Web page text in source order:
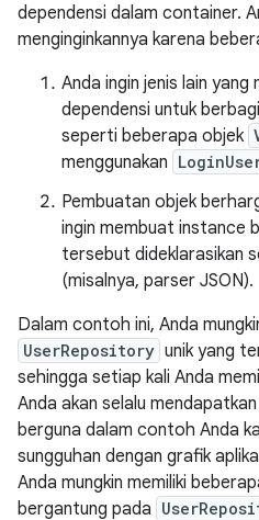
dependensi dalam container.
menginginkannya karena
Anda ingin jenis lain yang
dependensi untuk
seperti beberapa objek
menggunakan
Pembuatan objek
ingin membuat instance
tersebut dideklarasikan
(misalnya, parser JSON).
Dalam contoh ini, Anda
UserRepository unik yang
sehingga setiap kali Anda
Anda akan selalu
berguna dalam contoh Anda
sungguhan dengan grafik
Anda mungkin memiliki
bergantung pada